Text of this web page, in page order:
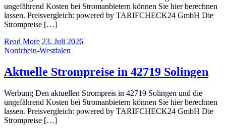
ungefährend Kosten bei Stromanbietern können Sie hier berechnen
lassen. Preisvergleich: powered by TARIFCHECK24 GmbH Die
Strompreise […]
Read More 23. Juli 2026
Nordrhein-Westfalen
Aktuelle Strompreise in 42719 Solingen
Werbung Den aktuellen Strompreis in 42719 Solingen und die
ungefährend Kosten bei Stromanbietern können Sie hier berechnen
lassen. Preisvergleich: powered by TARIFCHECK24 GmbH Die
Strompreise […]